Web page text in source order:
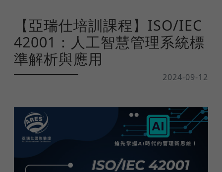
【亞瑞仕培訓課程】ISO/IEC
42001：人工智慧管理系統標
準解析與應用
2024-09-12